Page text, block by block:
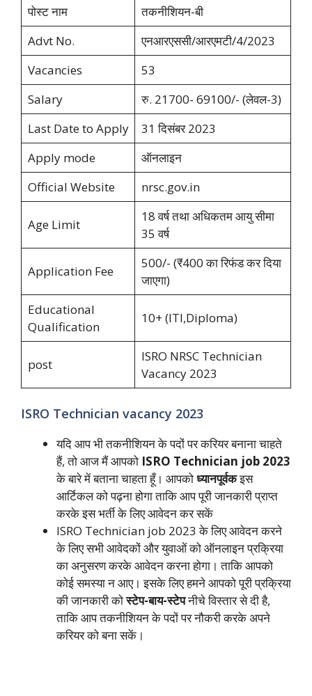
पोस्ट नाम
तकनीशियन-बी
Advt No.
एनआरएससी/आरएमटी/4/2023
Vacancies
53
Salary
रु. 21700- 69100/- (लेवल-3)
Last Date to Apply
31 दिसंबर 2023
Apply mode
ऑनलाइन
Official Website
nrsc.gov.in
Age Limit
18 वर्ष तथा अधिकतम आयु सीमा
35 वर्ष
Application Fee
500/- (₹400 का रिफंड कर दिया
जाएगा)
Educational
Qualification
10+ (ITI,Diploma)
post
ISRO NRSC Technician
Vacancy 2023
ISRO Technician vacancy 2023
यदि आप भी तकनीशियन के पदों पर करियर बनाना चाहते
हैं, तो आज मैं आपको ISRO Technician job 2023
के बारे में बताना चाहता हूँ। आपकोध्यानपूर्वकइस
आर्टिकल को पढ़ना होगा ताकि आप पूरी जानकारी प्राप्त
करके इस भर्ती के लिए आवेदन कर सकें
ISRO Technician job 2023 के लिए आवेदन करने
के लिए सभी आवेदकों और युवाओं को ऑनलाइन प्रक्रिया
का अनुसरण करके आवेदन करना होगा। ताकि आपको
कोई समस्या न आए। इसके लिए हमने आपको पूरी प्रक्रिया
की जानकारी कोस्टेप-बाय-स्टेपनीचे विस्तार से दी है,
ताकि आप तकनीशियन के पदों पर नौकरी करके अपने
करियर को बना सकें।